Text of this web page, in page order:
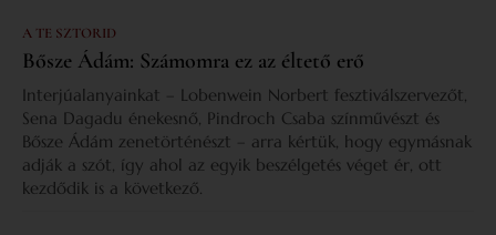
A TE SZTORID
Bősze Ádám: Számomra ez az éltető erő
Interjúalanyainkat – Lobenwein Norbert fesztiválszervezőt,
Sena Dagadu énekesnő, Pindroch Csaba színművészt és
Bősze Ádám zenetörténészt – arra kértük, hogy egymásnak
adják a szót, így ahol az egyik beszélgetés véget ér, ott
kezdődik is a következő.